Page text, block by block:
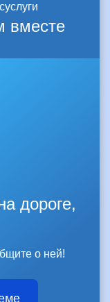
вместе
дороге,
о ней!